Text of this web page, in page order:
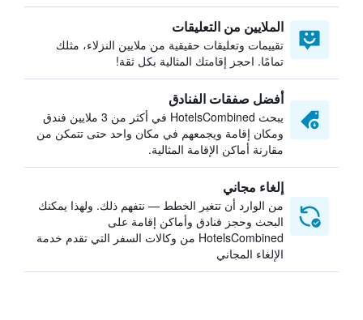
الملايين من التعليقات
تقييمات وتعليقات حقيقية من ملايين النزلاء، مثلك
تمامًا. احجز إقامتك المثالية بكل ثقة!
أفضل صفقات الفنادق
يبحث HotelsCombined في أكثر من 3 ملايين فندق
ومكان إقامة ويجمعهم في مكان واحد حتى تتمكن من
مقارنة أماكن الإقامة المثالية.
إلغاء مجاني
من الوارد أن تتغير الخطط — نتفهم ذلك. ولهذا يمكنك
البحث وحجز فنادق وأماكن إقامة على
HotelsCombined من وكالات السفر التي تقدم خدمة
الإلغاء المجاني